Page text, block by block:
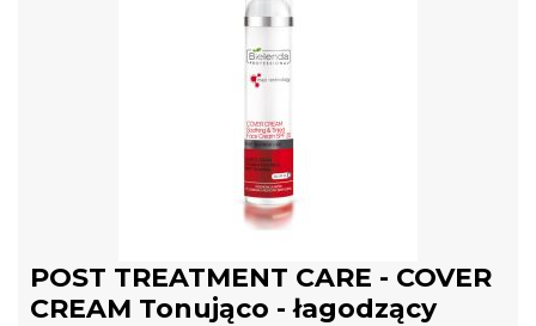
POST TREATMENT CARE - COVER
CREAM Tonująco - łagodzący